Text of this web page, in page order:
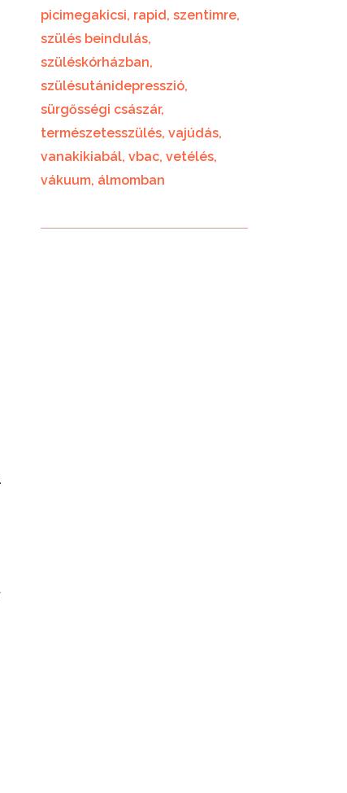
picimegakicsi rapid szentimre
szülés beindulás
szüléskórházban
szülésutánidepresszió
sürgősségi császár
természetesszülés vajúdás
vanakikiabál vbac vetélés
vákuum álmomban